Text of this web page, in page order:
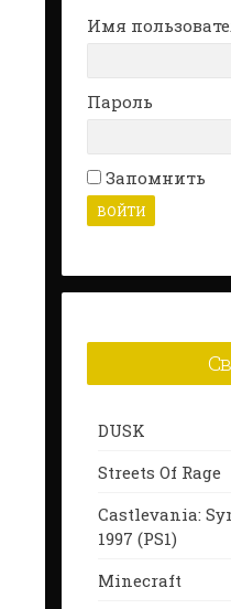
Имя
Пароль
Запомнить
DUSK
Streets Of Rage
Castlevania:
1997 (PS1)
Minecraft